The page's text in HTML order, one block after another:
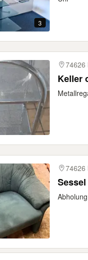
3
74626
Keller
74626